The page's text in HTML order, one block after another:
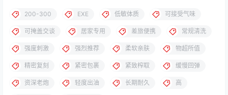
200-300 EXE 低敏体质 可接受气味
可掩盖交谈 居家专用 差旅便携 常规清洗
强度刺激 强烈推荐 柔软亲肤 物超所值
精密复刻 紧密包裹 紧致榨取 缓慢回弹
资深老炮 轻度出油 长期耐久 高